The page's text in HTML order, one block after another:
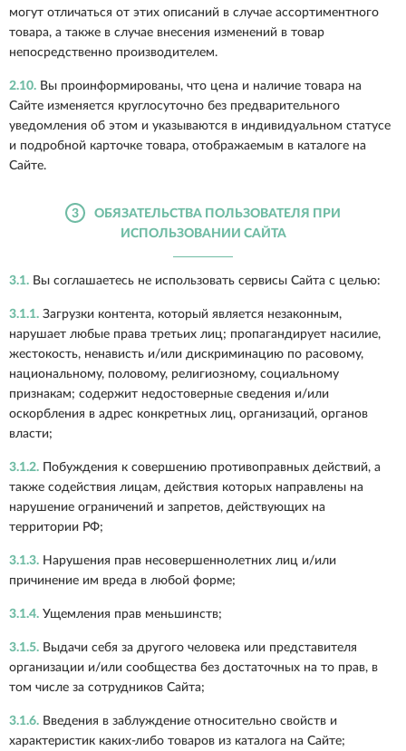
могут отличаться от этих описаний в случае ассортиментного
товара, а также в случае внесения изменений в товар
непосредственно производителем.
2.10. Вы проинформированы, что цена и наличие товара на
Сайте изменяется круглосуточно без предварительного
уведомления об этом и указываются в индивидуальном статусе
и подробной карточке товара, отображаемым в каталоге на
Сайте.
3
ОБЯЗАТЕЛЬСТВА ПОЛЬЗОВАТЕЛЯ ПРИ
ИСПОЛЬЗОВАНИИ САЙТА
3.1. Вы соглашаетесь не использовать сервисы Сайта с целью:
3.1.1. Загрузки контента, который является незаконным,
нарушает любые права третьих лиц; пропагандирует насилие,
жестокость, ненависть и/или дискриминацию по расовому,
национальному, половому, религиозному, социальному
признакам; содержит недостоверные сведения и/или
оскорбления в адрес конкретных лиц, организаций, органов
власти;
3.1.2. Побуждения к совершению противоправных действий, а
также содействия лицам, действия которых направлены на
нарушение ограничений и запретов, действующих на
территории РФ;
3.1.3. Нарушения прав несовершеннолетних лиц и/или
причинение им вреда в любой форме;
3.1.4. Ущемления прав меньшинств;
3.1.5. Выдачи себя за другого человека или представителя
организации и/или сообщества без достаточных на то прав, в
том числе за сотрудников Сайта;
3.1.6. Введения в заблуждение относительно свойств и
характеристик каких-либо товаров из каталога на Сайте;